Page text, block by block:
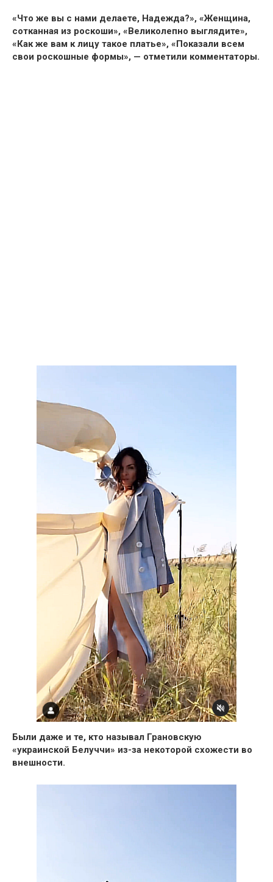
«Что же вы с нами делаете, Надежда?», «Женщина,
сотканная из роскоши», «Великолепно выглядите»,
«Как же вам к лицу такое платье», «Показали всем
свои роскошные формы», — отметили комментаторы.
Были даже и те, кто называл Грановскую
«украинской Белуччи» из-за некоторой схожести во
внешности.